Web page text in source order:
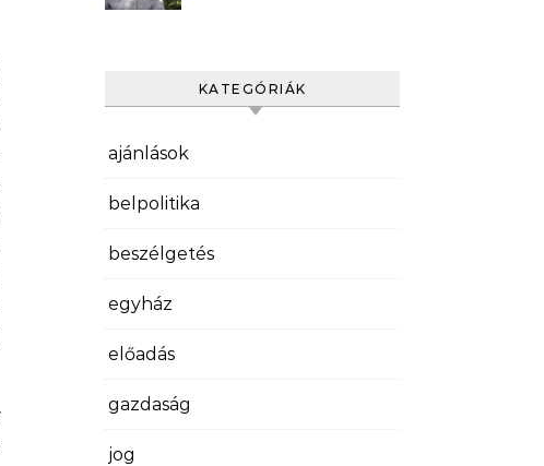
KATEGÓRIÁK
ajánlások
belpolitika
beszélgetés
egyház
előadás
gazdaság
jog